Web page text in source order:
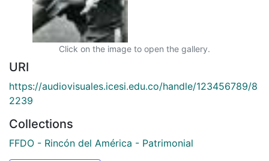
Click on the image to open the gallery.
URI
https://audiovisuales.icesi.edu.co/handle/123456789/8
2239
Collections
FFDO - Rincón del América - Patrimonial